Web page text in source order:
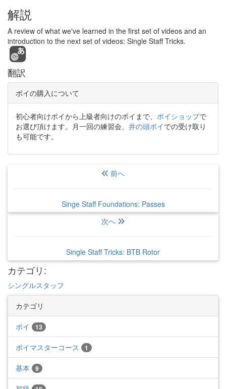
解説
A review of what we've learned in the first set of videos and an
introduction to the next set of videos: Single Staff Tricks.
翻訳
ポイの購入について
初心者向けポイから上級者向けのポイまで、 ポイショップで
お選び頂けます。月一回の練習会、 井の頭ポイでの受け取り
も可能です。
前へ
Singe Staff Foundations: Passes
次へ
Single Staff Tricks: BTB Rotor
カテゴリ:
シングルスタッフ
カテゴリ
ポイ 13
ポイマスターコース 1
基本 9